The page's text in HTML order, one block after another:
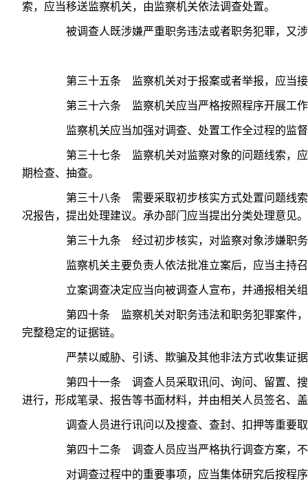
索，应当移送监察机关，由监察机关依法调查处置。
被调查人既涉嫌严重职务违法或者职务犯罪，又涉
第三十五条 监察机关对于报案或者举报，应当接
第三十六条 监察机关应当严格按照程序开展工作
监察机关应当加强对调查、处置工作全过程的监督
第三十七条 监察机关对监察对象的问题线索，应
期检查、抽查。
第三十八条 需要采取初步核实方式处置问题线索
况报告，提出处理建议。承办部门应当提出分类处理意见
第三十九条 经过初步核实，对监察对象涉嫌职务
监察机关主要负责人依法批准立案后，应当主持召
立案调查决定应当向被调查人宣布，并通报相关组
第四十条 监察机关对职务违法和职务犯罪案件，
完整稳定的证据链。
严禁以威胁、引诱、欺骗及其他非法方式收集证据
第四十一条 调查人员采取讯问、询问、留置、搜
进行，形成笔录、报告等书面材料，并由相关人员签名、
调查人员进行讯问以及搜查、查封、扣押等重要取
第四十二条 调查人员应当严格执行调查方案，不
对调查过程中的重要事项，应当集体研究后按程